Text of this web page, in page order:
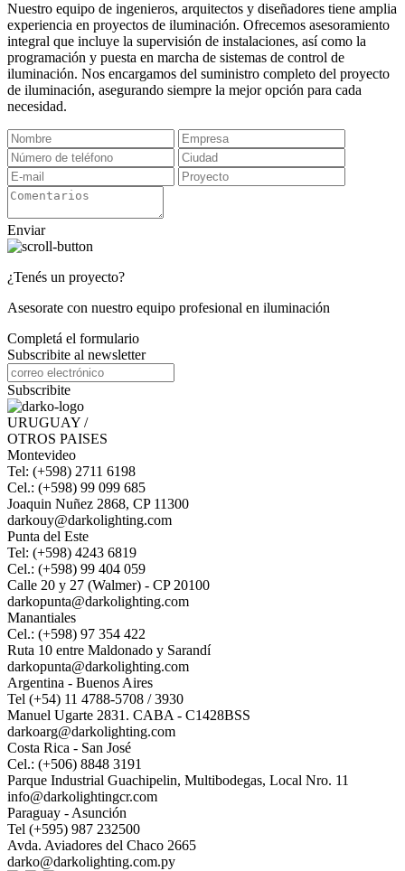
Nuestro equipo de ingenieros, arquitectos y diseñadores tiene amplia
experiencia en proyectos de iluminación. Ofrecemos asesoramiento
integral que incluye la supervisión de instalaciones, así como la
programación y puesta en marcha de sistemas de control de
iluminación. Nos encargamos del suministro completo del proyecto
de iluminación, asegurando siempre la mejor opción para cada
necesidad.
Enviar
¿Tenés un proyecto?
Asesorate con nuestro equipo profesional en iluminación
Completá el formulario
Subscribite al newsletter
Subscribite
URUGUAY /
OTROS PAISES
Montevideo
Tel: (+598) 2711 6198
Cel.: (+598) 99 099 685
Joaquin Nuñez 2868, CP 11300
darkouy@darkolighting.com
Punta del Este
Tel: (+598) 4243 6819
Cel.: (+598) 99 404 059
Calle 20 y 27 (Walmer) - CP 20100
darkopunta@darkolighting.com
Manantiales
Cel.: (+598) 97 354 422
Ruta 10 entre Maldonado y Sarandí
darkopunta@darkolighting.com
Argentina - Buenos Aires
Tel (+54) 11 4788-5708 / 3930
Manuel Ugarte 2831. CABA - C1428BSS
darkoarg@darkolighting.com
Costa Rica - San José
Cel.: (+506) 8848 3191
Parque Industrial Guachipelin, Multibodegas, Local Nro. 11
info@darkolightingcr.com
Paraguay - Asunción
Tel (+595) 987 232500
Avda. Aviadores del Chaco 2665
darko@darkolighting.com.py